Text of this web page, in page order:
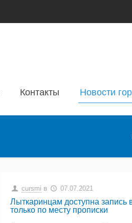
Контакты Новости
cursmi в 07.07.2021
Лыткаринцам доступна запись
только по месту прописки